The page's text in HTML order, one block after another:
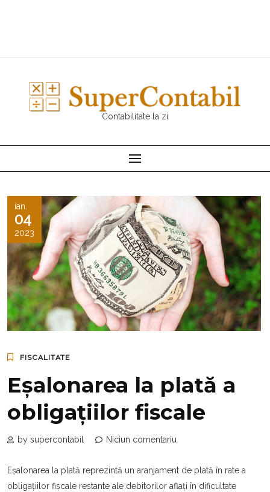
Contabilitate la zi
ian.
04
2023
FISCALITATE
Eșalonarea la plată a
obligațiilor fiscale
by supercontabil Niciun comentariu
Eșalonarea la plată reprezintă un aranjament de plată în rate a
obligațiilor fiscale restante ale debitorilor aflați în dificultate